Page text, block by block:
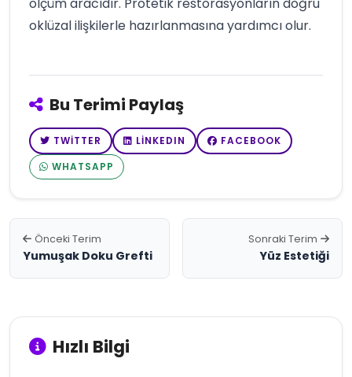
oklüzal ilişkilerle hazırlanmasına yardımcı olur.
Bu Terimi Paylaş
TWITTER LINKEDIN
FACEBOOK
WHATSAPP
Önceki Terim
Yumuşak Doku Grefti
Sonraki Terim
Yüz Estetiği
Hızlı Bilgi